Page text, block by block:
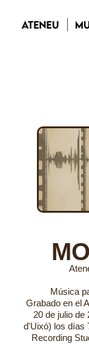
Música
Grabado en el
20 de julio de
d'Uixó) los días
Recording